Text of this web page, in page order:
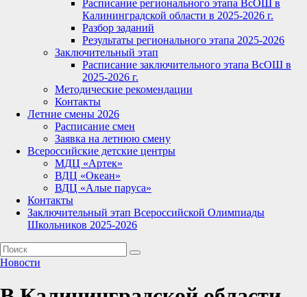
Расписание регионального этапа ВсОШ в
Калининградской области в 2025-2026 г.
Разбор заданий
Результаты регионального этапа 2025-2026
Заключительный этап
Расписание заключительного этапа ВсОШ в
2025-2026 г.
Методические рекомендации
Контакты
Летние смены 2026
Расписание смен
Заявка на летнюю смену
Всероссийские детские центры
МДЦ «Артек»
ВДЦ «Океан»
ВДЦ «Алые паруса»
Контакты
Заключительный этап Всероссийской Олимпиады
Школьников 2025-2026
Новости